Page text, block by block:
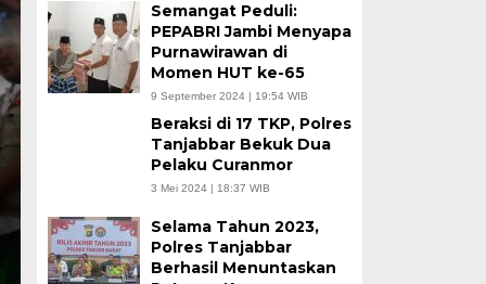
Tak Hanya Sawit-
Sadat – Katamso
Sentra Hortikultura
Jumat, 17 Jul 2026 - 14:26 WIB
TUNGKAL ULU, JN – Wajah sektor pertanian di
bergeser ke…
Semangat Peduli:
PEPABRI Jambi Menyapa
Purnawirawan di
Momen HUT ke-65
9 September 2024 | 19:54 WIB
Beraksi di 17 TKP, Polres
Tanjabbar Bekuk Dua
Pelaku Curanmor
3 Mei 2024 | 18:37 WIB
Selama Tahun 2023,
Polres Tanjabbar
Berhasil Menuntaskan